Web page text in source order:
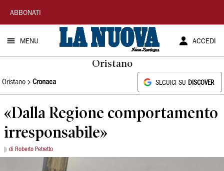
La
Nuova
Sardegna
ABBONATI
MENU ACCEDI
Oristano
Oristano Cronaca SEGUICI SU DISCOVER
«Dalla Regione comportamento
irresponsabile»
di Roberto Petretto